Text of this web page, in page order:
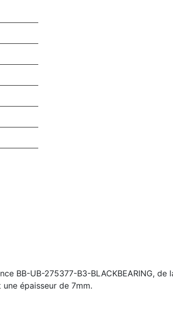
BB-UB-275377-B3-BLACKBEARING,
épaisseur de 7mm.